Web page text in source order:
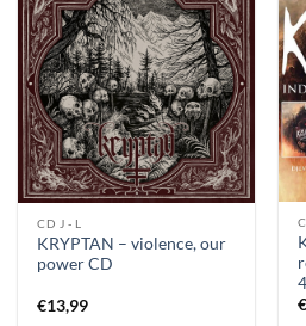
CD J - L
KRYPTAN – violence, our
power CD
€13,99
€